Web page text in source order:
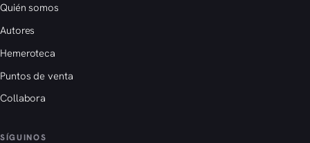
Quién somos
Autores
Hemeroteca
Puntos de venta
Collabora
SÍGUINOS